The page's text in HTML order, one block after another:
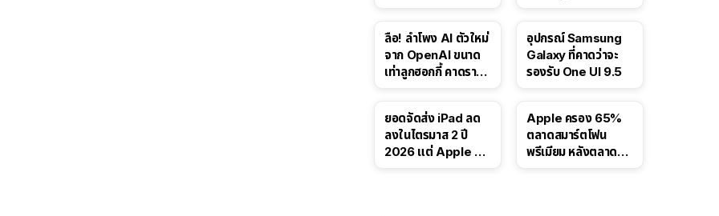
ลือ! ลำโพง AI ตัวใหม่
จาก OpenAI ขนาด
เท่าลูกฮอกกี้ คาดราคา
อุปกรณ์ Samsung
Galaxy ที่คาดว่าจะ
รองรับ One UI 9.5
ยอดจัดส่ง iPad ลด
ลงในไตรมาส 2 ปี
2026 แต่ Apple ยัง
Apple ครอง 65%
ตลาดสมาร์ตโฟน
พรีเมียม หลังตลาดทำ